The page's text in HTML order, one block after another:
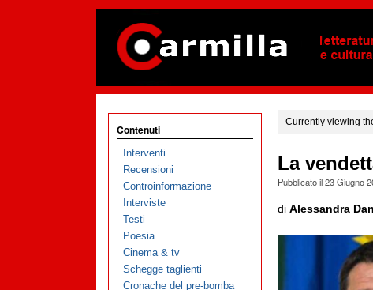
Currently viewing
La
Pubblicato il23 Giugno
di Alessandra
Contenuti
Interventi
Recensioni
Controinformazione
Interviste
Testi
Poesia
Cinema & tv
Schegge taglienti
Cronache del pre-bomba